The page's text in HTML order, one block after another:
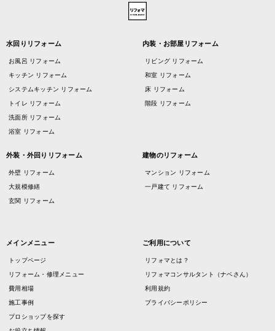
水回りリフォーム
お風呂 リフォーム
キッチン リフォーム
システムキッチン リフォーム
トイレ リフォーム
洗面所 リフォーム
浴室 リフォーム
内装・お部屋リフォーム
リビング リフォーム
和室 リフォーム
床 リフォーム
階段 リフォーム
外装・外回りリフォーム
外壁 リフォーム
大規模修繕
玄関 リフォーム
建物のリフォーム
マンション リフォーム
一戸建て リフォーム
メインメニュー
トップページ
リフォーム・修理メニュー
費用相場
施工事例
プロショップを探す
ご利用について
リフォマとは？
リフォマコンサルタント（ナベさん）
利用規約
プライバシーポリシー